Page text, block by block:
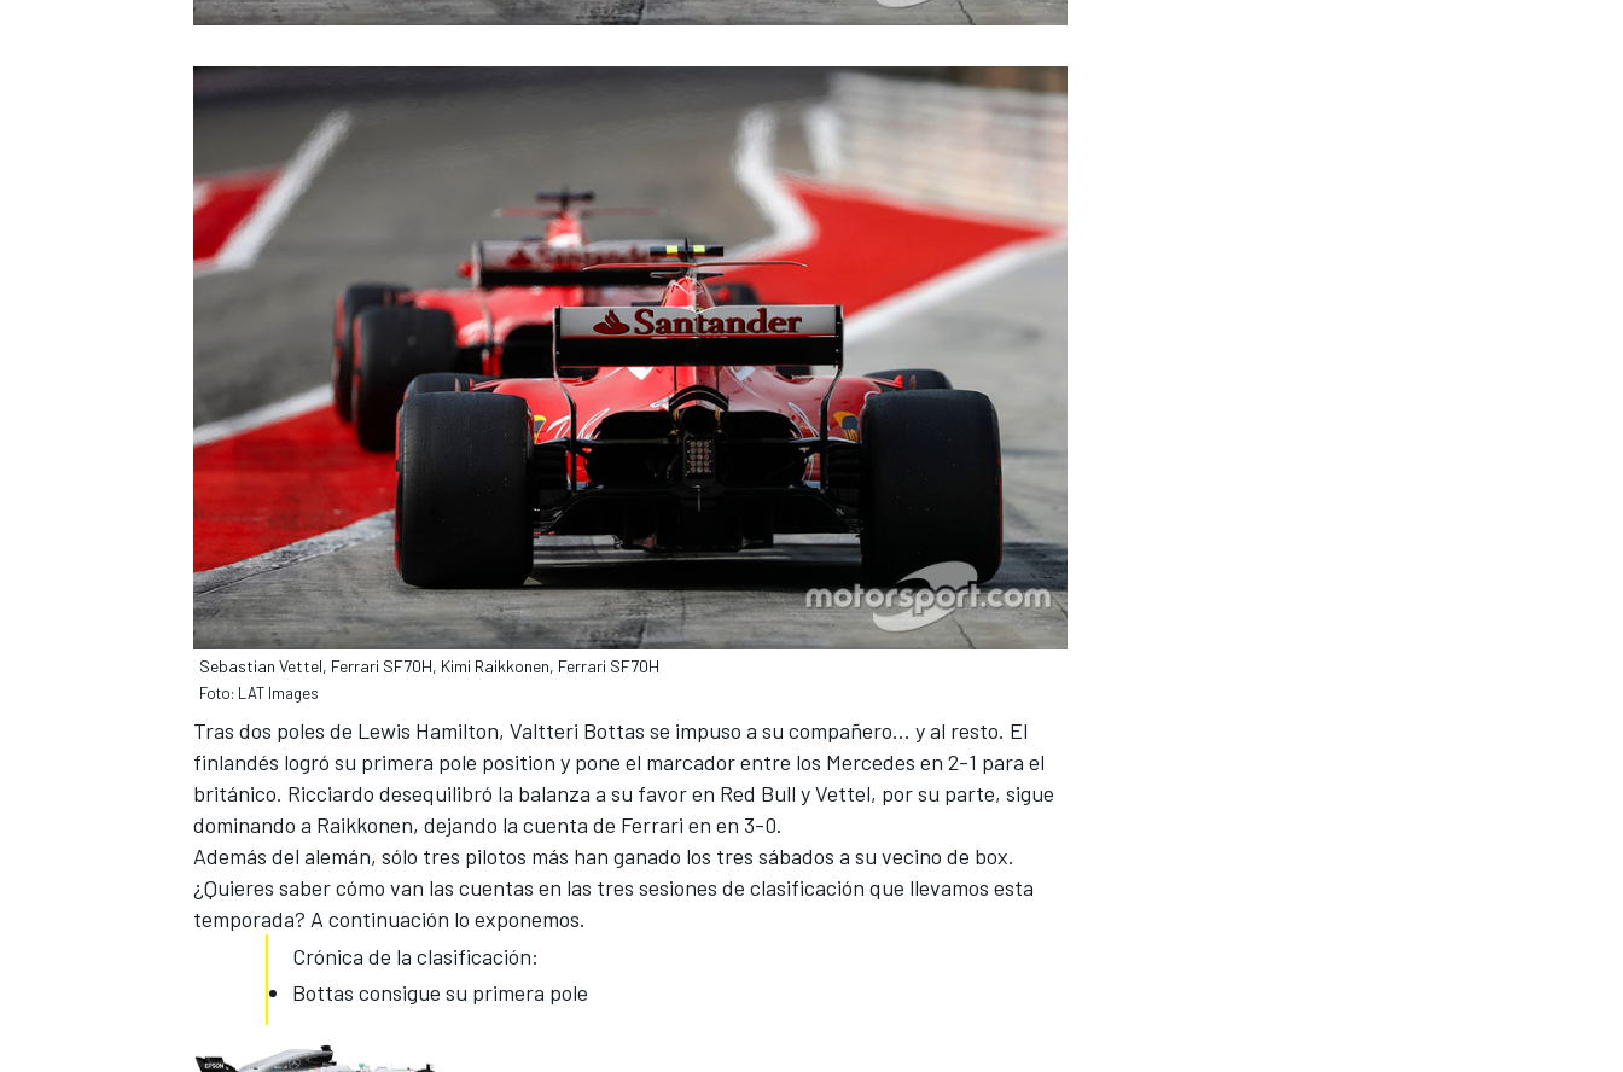
Sebastian Vettel, Ferrari SF70H, Kimi Raikkonen, Ferrari SF70H
Foto: LAT Images
Tras dos poles de Lewis Hamilton, Valtteri Bottas se impuso a su compañero... y al resto. El
finlandés logró su primera pole position y pone el marcador entre los Mercedes en 2-1 para el
británico. Ricciardo desequilibró la balanza a su favor en Red Bull yVettel, por su parte, sigue
dominando a Raikkonen, dejando la cuenta de Ferrari en en 3-0.
Además del alemán, sólo tres pilotos más han ganado los tres sábados a su vecino de box.
¿Quieres saber cómo van las cuentas en las tres sesiones de clasificación que llevamos esta
temporada? A continuación lo exponemos.
Crónica de la clasificación:
Bottas consigue su primera pole